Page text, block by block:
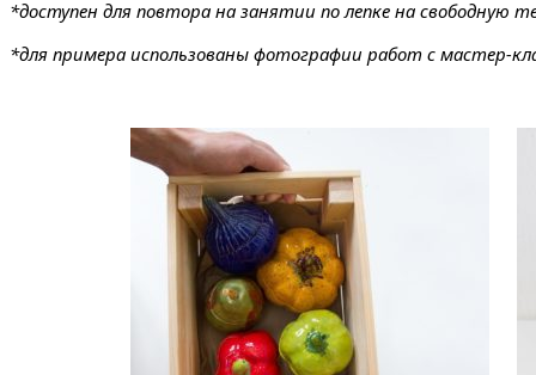
*доступен для повтора на занятии по лепке на свободную
*для примера использованы фотографии работ с мастер-